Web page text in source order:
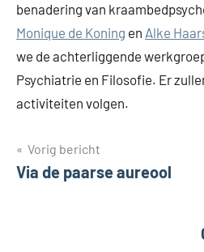
benadering van
Monique de Koning en Alke
we de achterliggende
Psychiatrie en Filosofie. Er
activiteiten volgen.
Bericht
navigatie
Vorig bericht
Via de paarse aureool